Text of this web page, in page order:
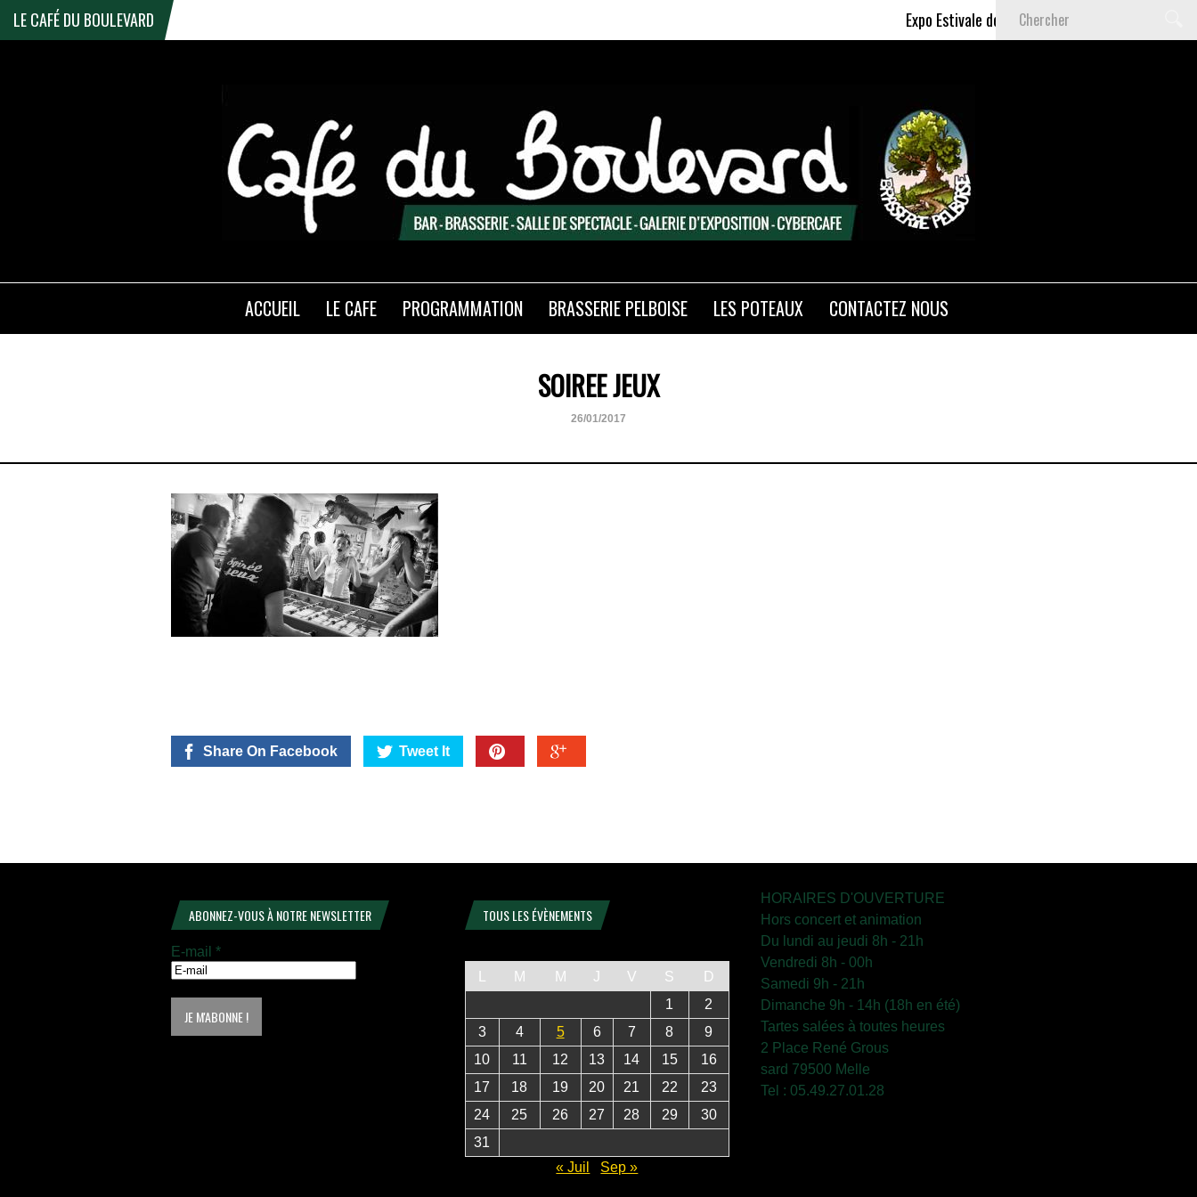
LE CAFÉ DU BOULEVARD Expo Estivale de Céline DELAS - Du 9 Juillet au 6
ACCUEIL LE CAFE PROGRAMMATION BRASSERIE PELBOISE LES POTEAUX CONTACTEZ NOUS
SOIREE JEUX
26/01/2017
Share On Facebook Tweet It
ABONNEZ-VOUS À NOTRE NEWSLETTER
E-mail *
TOUS LES ÉVÈNEMENTS
M M J V S
D
1
2
3
4 5 6 7 8
9
10
11 12 13 14 15
16
17
18 19 20 21 22
23
24
25 26 27 28 29
30
31
« Juil
Sep »
HORAIRES D'OUVERTURE
Hors concert et animation
Du lundi au jeudi 8h - 21h
Vendredi 8h - 00h
Samedi 9h - 21h
Dimanche 9h - 14h (18h en été)
Tartes salées à toutes heures
2 Place René Grous
sard 79500 Melle
Tel : 05.49.27.01.28